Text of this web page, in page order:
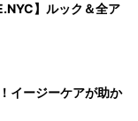
】ルック＆全ア
イージーケアが助か